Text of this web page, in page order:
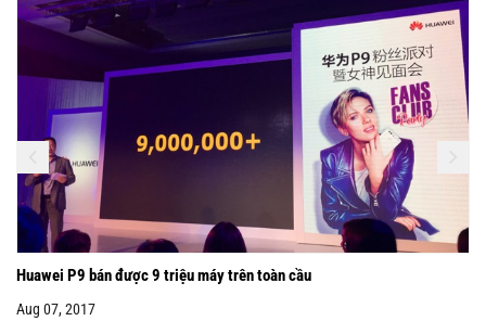
Huawei P9 bán được 9 triệu máy trên toàn cầu
Aug 07, 2017